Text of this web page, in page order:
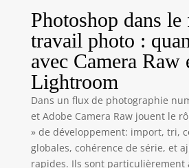
Photoshop dans
travail photo :
avec Camera Raw
Lightroom
Dans un flux de photographie
et Adobe Camera Raw jouent le
» de développement: import, tri,
globales, cohérence de série, et
rapides. Ils sont particulièrement